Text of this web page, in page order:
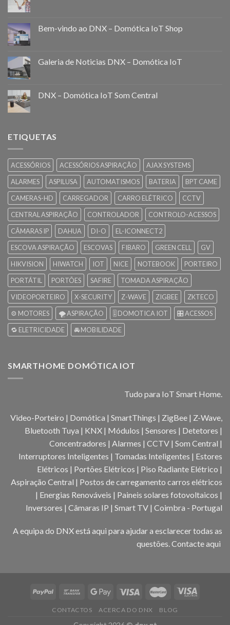
Bem-vindo ao DNX – Domótica IoT Shop
Galeria de Noticias DNX – Domótica IoT
DNX – Domótica IoT Som Central
ETIQUETAS
ACESSÓRIOS ACESSÓRIOS ASPIRAÇÃO
AJAX SYSTEMS
ALARMES
ASPILUSA AUTOMATISMOS BATERIA
BPT CAME
CAMERAS-HD
CARREGADOR CARRO ELÉTRICO
CCTV
CENTRAL ASPIRAÇÃO
CONTROLADOR
CONTROLO-ACESSOS
CÂMARAS IP
DAHUA DI-O
EL-ICONNECT2
ESCOVA ASPIRAÇÃO
ESCOVAS FIBARO GREEN CELL
GV
HIKVISION
HIWATCH IOT NICE NOTEBOOK
PORTEIRO
PORTÁTIL
PORTÕES SAFIRE
TOMADA ASPIRAÇÃO
VIDEOPORTEIRO
X-SECURITY Z-WAVE ZIGBEE
ZKTECO
⚙️ MOTORES
🌪️ ASPIRAÇÃO 🎚️ DOMOTICA IOT
🎛️ ACESSOS
🔁 ELETRICIDADE
🚘 MOBILIDADE
SMARTHOME DOMÓTICA IOT
Tudo para IoT Smart Home.
Video-Porteiro | Domótica | SmartThings | ZigBee | Z-Wave,
Bluetooth Tuya | KNX | Módulos | Sensores | Detetores |
Concentradores | Alarmes | CCTV | Som Central |
Interruptores Inteligentes | Tomadas Inteligentes | Estores
Elétricos | Portões Elétricos | Piso Radiante Elétrico |
Aspiração Central | Postos de carregamento carros elétricos
| Energias Renováveis | Paineis solares fotovoltaicos |
Inversores | Câmaras IP | Smart TV | Coimbra - Portugal
A equipa do DNX está aqui para ajudar a esclarecer todas as
questões.Contacte aqui
CONTACTOS ACERCA DO DNX BLOG